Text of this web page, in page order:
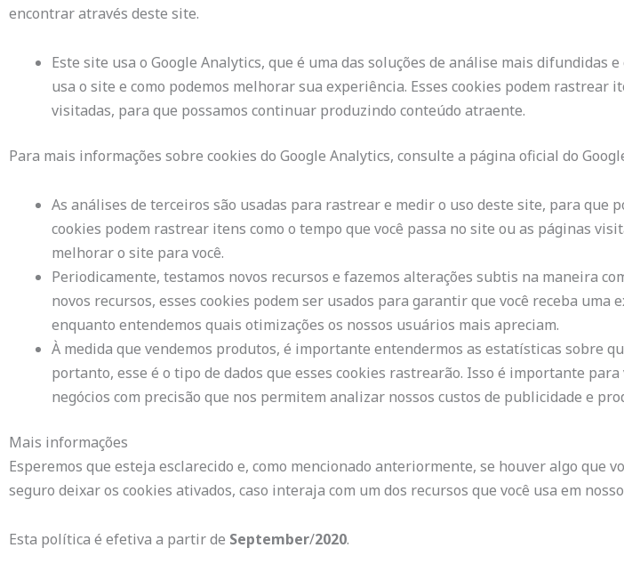
encontrar através deste site.
Este site usa o Google Analytics, que é uma das soluções de análise mais difundidas
usa o site e como podemos melhorar sua experiência. Esses cookies podem rastrear
visitadas, para que possamos continuar produzindo conteúdo atraente.
Para mais informações sobre cookies do Google Analytics, consulte a página oficial do
As análises de terceiros são usadas para rastrear e medir o uso deste site, para que
cookies podem rastrear itens como o tempo que você passa no site ou as páginas
melhorar o site para você.
Periodicamente, testamos novos recursos e fazemos alterações subtis na maneira
novos recursos, esses cookies podem ser usados ​​para garantir que você receba
enquanto entendemos quais otimizações os nossos usuários mais apreciam.
À medida que vendemos produtos, é importante entendermos as estatísticas sobre
portanto, esse é o tipo de dados que esses cookies rastrearão. Isso é importante
negócios com precisão que nos permitem analizar nossos custos de publicidade e
Mais informações
Esperemos que esteja esclarecido e, como mencionado anteriormente, se houver algo que
seguro deixar os cookies ativados, caso interaja com um dos recursos que você usa em
Esta política é efetiva a partir de September/2020.